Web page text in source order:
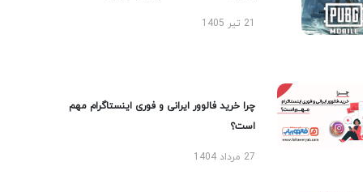
چرا خرید فالوور ایرانی و فوری اینستاگرام مهم
است؟
27 مرداد 1404